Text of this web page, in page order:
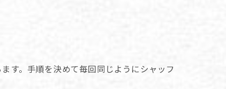
す。手順を決めて毎回同じようにシャッフ